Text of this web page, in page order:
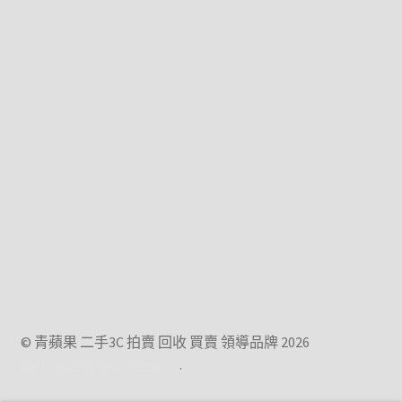
© 青蘋果 二手3C 拍賣 回收 買賣 領導品牌 2026
.